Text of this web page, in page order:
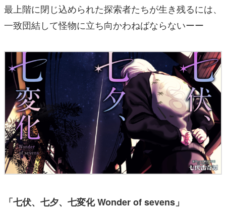
最上階に閉じ込められた探索者たちが生き残るには、
一致団結して怪物に立ち向かわねばならないーー
「七伏、七夕、七変化 Wonder of sevens」